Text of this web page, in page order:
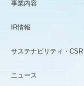
事業内容
IR情報
サステナビリティ・CSR
ニュース